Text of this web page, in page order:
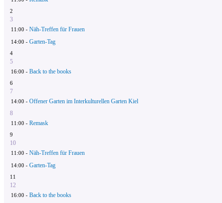
2
3
11:00 - Näh-Treffen für Frauen
14:00 - Garten-Tag
4
5
16:00 - Back to the books
6
7
14:00 - Offener Garten im Interkulturellen Garten Kiel
8
11:00 - Remask
9
10
11:00 - Näh-Treffen für Frauen
14:00 - Garten-Tag
11
12
16:00 - Back to the books